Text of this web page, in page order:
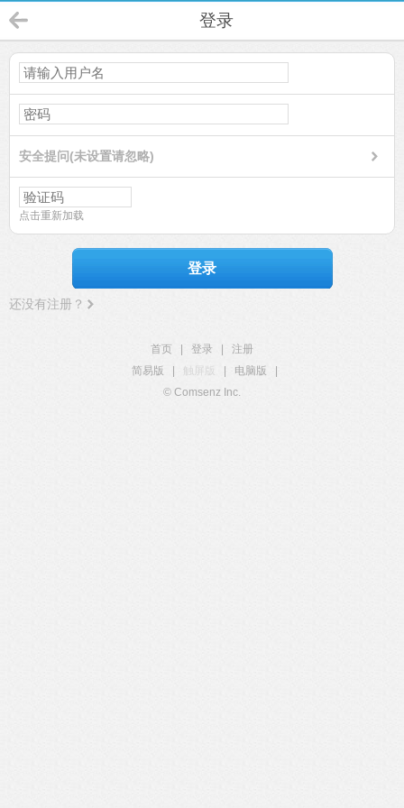
登录
安全提问(未设置请忽略)
点击重新加载
登录
还没有注册？
首页 登录
注册
简易版
触屏版 电脑版
© Comsenz Inc.